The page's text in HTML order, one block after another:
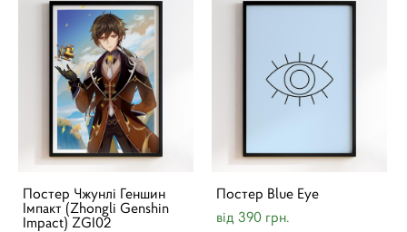
Постер Чжунлі Геншин
Імпакт (Zhongli Genshin
Impact) ZGI02
Постер Blue Eye
від 390 грн.